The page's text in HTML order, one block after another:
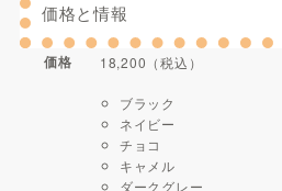
価格と情報
価格 18,200（税込）
ブラック
ネイビー
チョコ
キャメル
ダークグレー